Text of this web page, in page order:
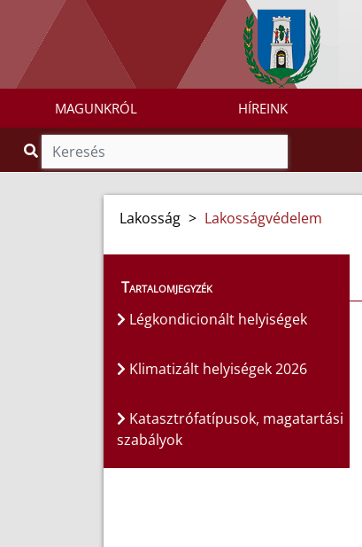
MAGUNKRÓL HÍREINK
Lakosság > Lakosságvédelem
Tartalomjegyzék
Légkondicionált helyiségek
Klimatizált helyiségek 2026
Katasztrófatípusok, magatartási
szabályok